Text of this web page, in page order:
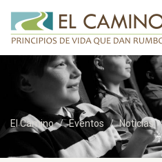
El Camino Eventos Noticias